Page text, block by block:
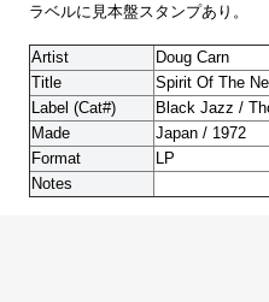
ラベルに見本盤スタンプあり。
Artist
Doug Carn
Title
Spirit Of The
Label (Cat#)
Black Jazz /
Made
Japan / 1972
Format
LP
Notes